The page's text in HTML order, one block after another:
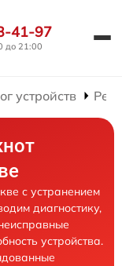
41-97
до 21:00
устройств
с устранением
диагностику,
устройства.